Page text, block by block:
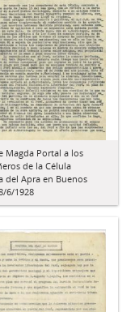
Magda Portal a los
de la Célula
del Apra en Buenos
6/1928